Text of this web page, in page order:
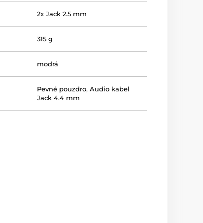
2x Jack 2.5 mm
315 g
modrá
Pevné pouzdro,Audio kabel
Jack 4.4 mm